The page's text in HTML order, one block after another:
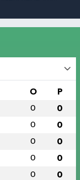
O P
0 0
0 0
0 0
0 0
0 0